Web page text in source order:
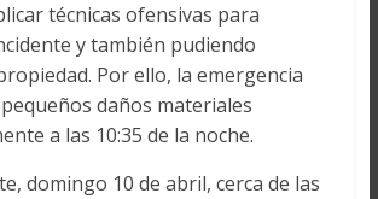
técnicas ofensivas para
y también pudiendo
Por ello, la emergencia
daños materiales
a las 10:35 de la noche.
domingo 10 de abril, cerca de las